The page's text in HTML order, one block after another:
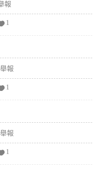
報
1
舉報
1
舉報
1